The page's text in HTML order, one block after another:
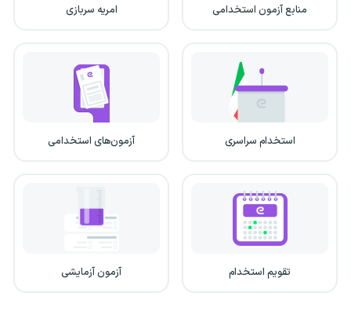
منابع آزمون استخدامی امریه سربازی
استخدام سراسری آزمون‌های استخدامی
تقویم استخدام آزمون آزمایشی